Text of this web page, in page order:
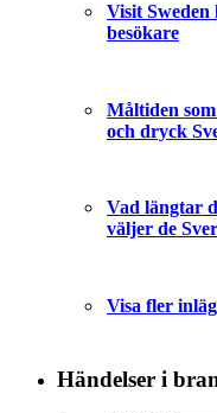
Visit
besökare
Måltiden
och dryck
Vad längtar
väljer de
Visa fler
Händelser i